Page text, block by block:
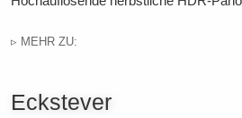
▹ MEHR ZU:
Eckstever